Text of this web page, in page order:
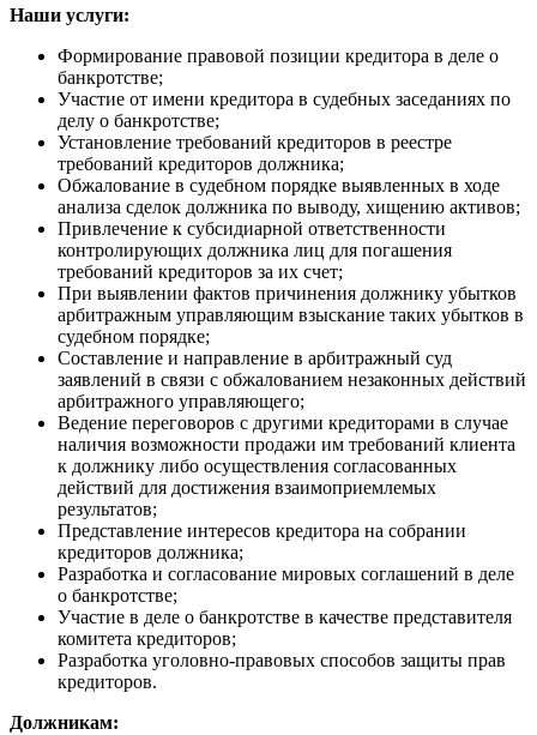
Наши услуги:
Формирование правовой позиции кредитора в деле о
банкротстве;
Участие от имени кредитора в судебных заседаниях по
делу о банкротстве;
Установление требований кредиторов в реестре
требований кредиторов должника;
Обжалование в судебном порядке выявленных в ходе
анализа сделок должника по выводу, хищению активов;
Привлечение к субсидиарной ответственности
контролирующих должника лиц для погашения
требований кредиторов за их счет;
При выявлении фактов причинения должнику убытков
арбитражным управляющим взыскание таких убытков в
судебном порядке;
Составление и направление в арбитражный суд
заявлений в связи с обжалованием незаконных действий
арбитражного управляющего;
Ведение переговоров с другими кредиторами в случае
наличия возможности продажи им требований клиента
к должнику либо осуществления согласованных
действий для достижения взаимоприемлемых
результатов;
Представление интересов кредитора на собрании
кредиторов должника;
Разработка и согласование мировых соглашений в деле
о банкротстве;
Участие в деле о банкротстве в качестве представителя
комитета кредиторов;
Разработка уголовно-правовых способов защиты прав
кредиторов.
Должникам: